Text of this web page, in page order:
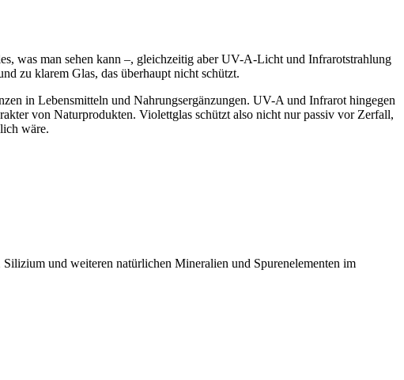
was man sehen kann –, gleichzeitig aber UV-A-Licht und Infrarotstrahlung
zu klarem Glas, das überhaupt nicht schützt.
in Lebensmitteln und Nahrungsergänzungen. UV-A und Infrarot hingegen
von Naturprodukten. Violettglas schützt also nicht nur passiv vor Zerfall,
wäre.
und weiteren natürlichen Mineralien und Spurenelementen im